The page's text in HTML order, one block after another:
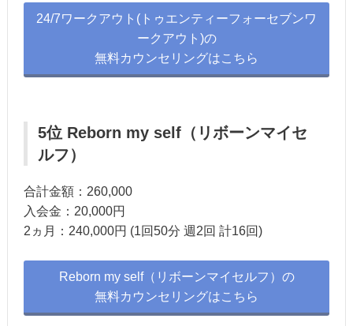
24/7ワークアウト(トゥエンティーフォーセブンワ
ークアウト)の
無料カウンセリングはこちら
5位 Reborn my self（リボーンマイセ
ルフ）
合計金額：260,000
入会金：20,000円
2ヵ月：240,000円 (1回50分 週2回 計16回)
Reborn my self（リボーンマイセルフ）の
無料カウンセリングはこちら